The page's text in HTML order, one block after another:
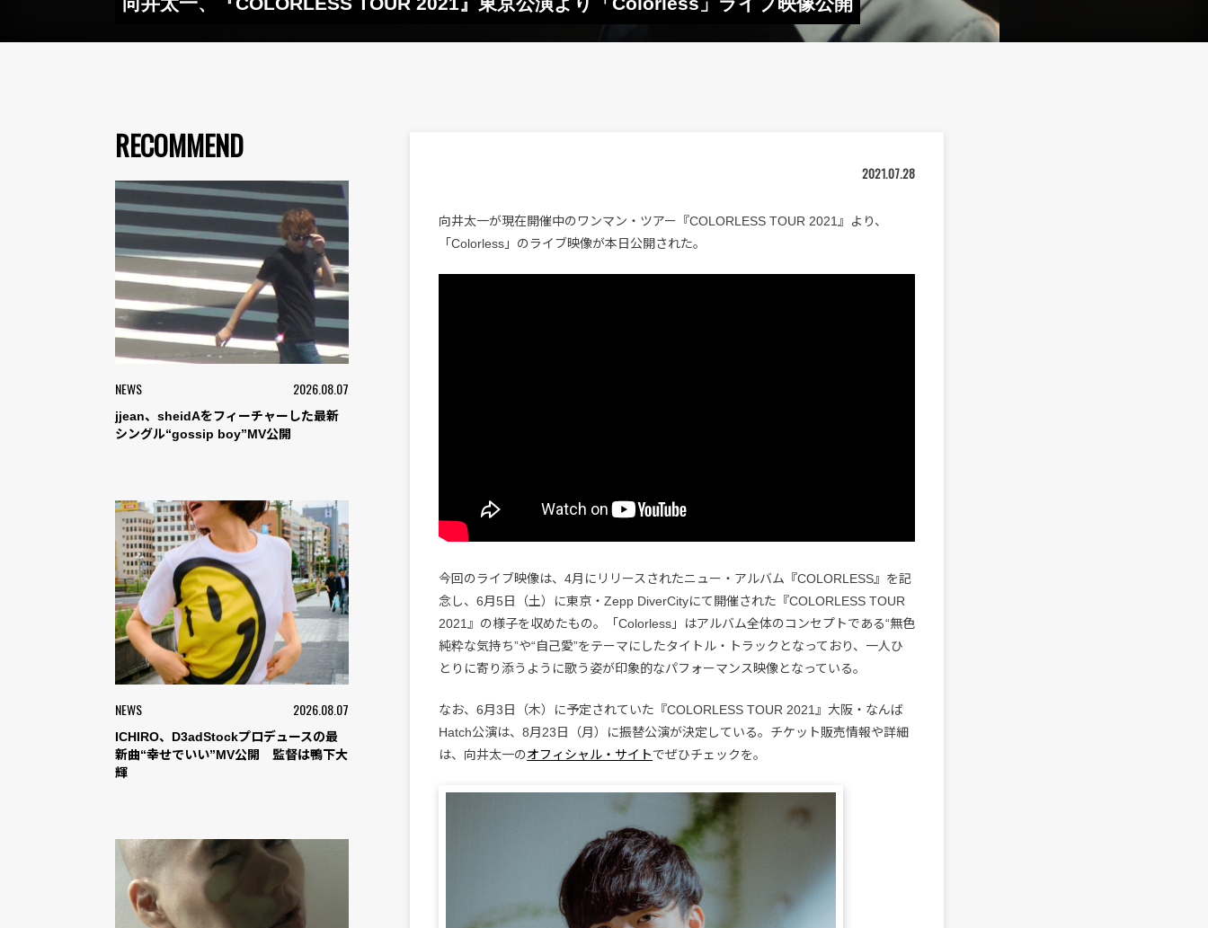
RECOMMEND
NEWS 2026.08.07
jjean、sheidAをフィーチャーした最新
シングル“gossip boy”MV公開
NEWS 2026.08.07
ICHIRO、D3adStockプロデュースの最
新曲“幸せでいい”MV公開 監督は鴨下大
輝
2021.07.28
向井太一が現在開催中のワンマン・ツアー『COLORLESS TOUR 2021』より、
「Colorless」のライブ映像が本日公開された。
今回のライブ映像は、4月にリリースされたニュー・アルバム『COLORLESS』を記
念し、6月5日（土）に東京・Zepp DiverCityにて開催された『COLORLESS TOUR
2021』の様子を収めたもの。「Colorless」はアルバム全体のコンセプトである“無色
純粋な気持ち”や“自己愛”をテーマにしたタイトル・トラックとなっており、一人ひ
とりに寄り添うように歌う姿が印象的なパフォーマンス映像となっている。
なお、6月3日（木）に予定されていた『COLORLESS TOUR 2021』大阪・なんば
Hatch公演は、8月23日（月）に振替公演が決定している。チケット販売情報や詳細
は、向井太一のオフィシャル・サイトでぜひチェックを。